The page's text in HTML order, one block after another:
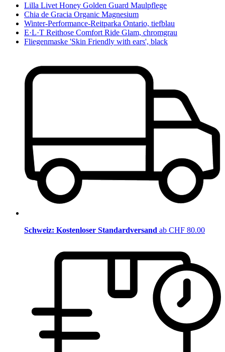
Lilla Livet Honey Golden Guard Maulpflege
Chia de Gracia Organic Magnesium
Winter-Performance-Reitparka Ontario, tiefblau
E·L·T Reithose Comfort Ride Glam, chromgrau
Fliegenmaske 'Skin Friendly with ears', black
Schweiz: Kostenloser Standardversand ab CHF 80.00